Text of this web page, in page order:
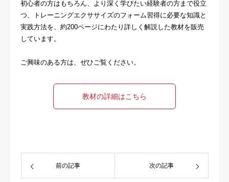
初心者の方はもちろん、より深く学びたい経験者の方まで役立
つ、トレーニングエクササイズのフォーム習得に必要な知識と
実践方法を、約200ページにわたり詳しく解説した教材を販売
しています。
ご興味のある方は、ぜひご覧ください。
教材の詳細はこちら
前の記事 次の記事